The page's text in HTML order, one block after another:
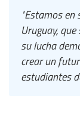
"Estamos en
Uruguay,
su lucha
crear un
estudiantes